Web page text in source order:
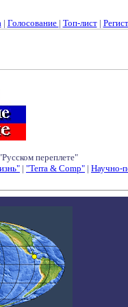
| Голосование | Топ-лист|
переплете"
| "Terra & Comp" | Научно-